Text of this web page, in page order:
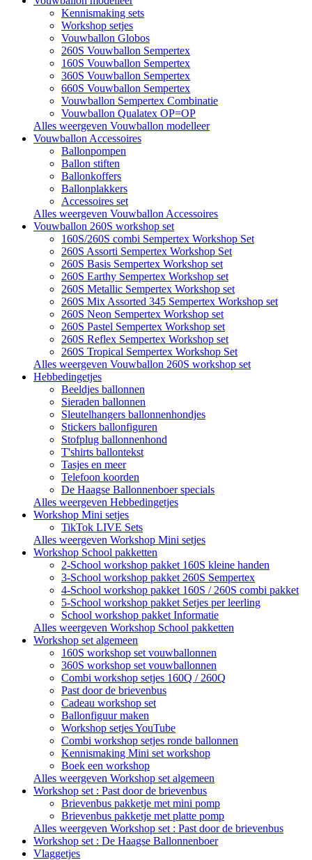
Kennismaking sets
Workshop setjes
Vouwballon Globos
260S Vouwballon Sempertex
160S Vouwballon Sempertex
360S Vouwballon Sempertex
660S Vouwballon Sempertex
Vouwballon Sempertex Combinatie
Vouwballon Qualatex OP=OP
Alles weergeven Vouwballon modelleer
Vouwballon Accessoires
Ballonpompen
Ballon stiften
Ballonkoffers
Ballonplakkers
Accessoires set
Alles weergeven Vouwballon Accessoires
Vouwballon 260S workshop set
160S/260S combi Sempertex Workshop Set
260S Assorti Sempertex Workshop Set
260S Basis Sempertex Workshop set
260S Earthy Sempertex Workshop set
260S Metallic Sempertex Workshop set
260S Mix Assorted 345 Sempertex Workshop set
260S Neon Sempertex Workshop set
260S Pastel Sempertex Workshop set
260S Reflex Sempertex Workshop set
260S Tropical Sempertex Workshop Set
Alles weergeven Vouwballon 260S workshop set
Hebbedingetjes
Beeldjes ballonnen
Sieraden ballonnen
Sleutelhangers ballonnenhondjes
Stickers ballonfiguren
Stofplug ballonnenhond
T'shirts ballontekst
Tasjes en meer
Telefoon koorden
De Haagse Ballonnenboer specials
Alles weergeven Hebbedingetjes
Workshop Mini setjes
TikTok LIVE Sets
Alles weergeven Workshop Mini setjes
Workshop School pakketten
2-School workshop pakket 160S kleine handen
3-School workshop pakket 260S Sempertex
4-School workshop pakket 160S / 260S combi pakket
5-School workshop pakket Setjes per leerling
School workshop pakket Informatie
Alles weergeven Workshop School pakketten
Workshop set algemeen
160S workshop set vouwballonnen
360S workshop set vouwballonnen
Combi workshop setjes 160Q / 260Q
Past door de brievenbus
Cadeau workshop set
Ballonfiguur maken
Workshop setjes YouTube
Combi workshop setjes ronde ballonnen
Kennismaking Mini set workshop
Boek een workshop
Alles weergeven Workshop set algemeen
Workshop set : Past door de brievenbus
Brievenbus pakketje met mini pomp
Brievenbus pakketje met platte pomp
Alles weergeven Workshop set : Past door de brievenbus
Workshop set : De Haagse Ballonnenboer
Vlaggetjes